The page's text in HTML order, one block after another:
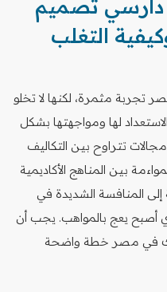
دارسي تصميم
التغلب
تجربة مثمرة، لكنها لا تخلو
لها ومواجهتها بشكل
تتراوح بين التكاليف
بين المناهج الأكاديمية
المنافسة الشديدة في
أصبح يعج بالمواهب. يجب أن
في مصر خطة واضحة